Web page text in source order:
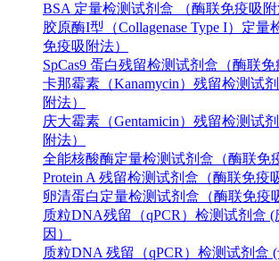
BSA 定量检测试剂盒 （酶联免疫吸附
胶原酶I型（Collagenase Type I）定
免疫吸附法）
SpCas9 蛋白残留检测试剂盒（酶联免
卡那霉素（Kanamycin）残留检测试
附法）
庆大霉素（Gentamicin）残留检测试
附法）
全能核酸酶定量检测试剂盒（酶联免
Protein A 残留检测试剂盒（酶联免疫
卵清蛋白定量检测试剂盒（酶联免疫
质粒DNA残留（qPCR）检测试剂盒
因）
质粒DNA 残留（qPCR）检测试剂盒